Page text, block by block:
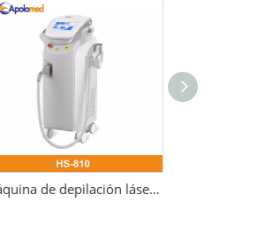
Máquina de depilación láser de diodo con dispositivo láser tripleave de 808 nm